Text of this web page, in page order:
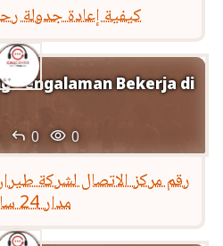
كيفية إعادة جدولة
Pengalaman Bekerja di
 0  0
رقم مركز الاتصال لشركة
مدار 24 ساعة